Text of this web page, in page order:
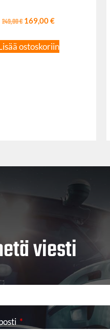
249,00€ 169,00€
ostoskoriin
viesti